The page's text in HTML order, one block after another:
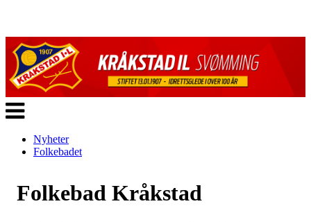
Veksle
navigasjon
Nyheter
Folkebadet
Folkebad Kråkstad